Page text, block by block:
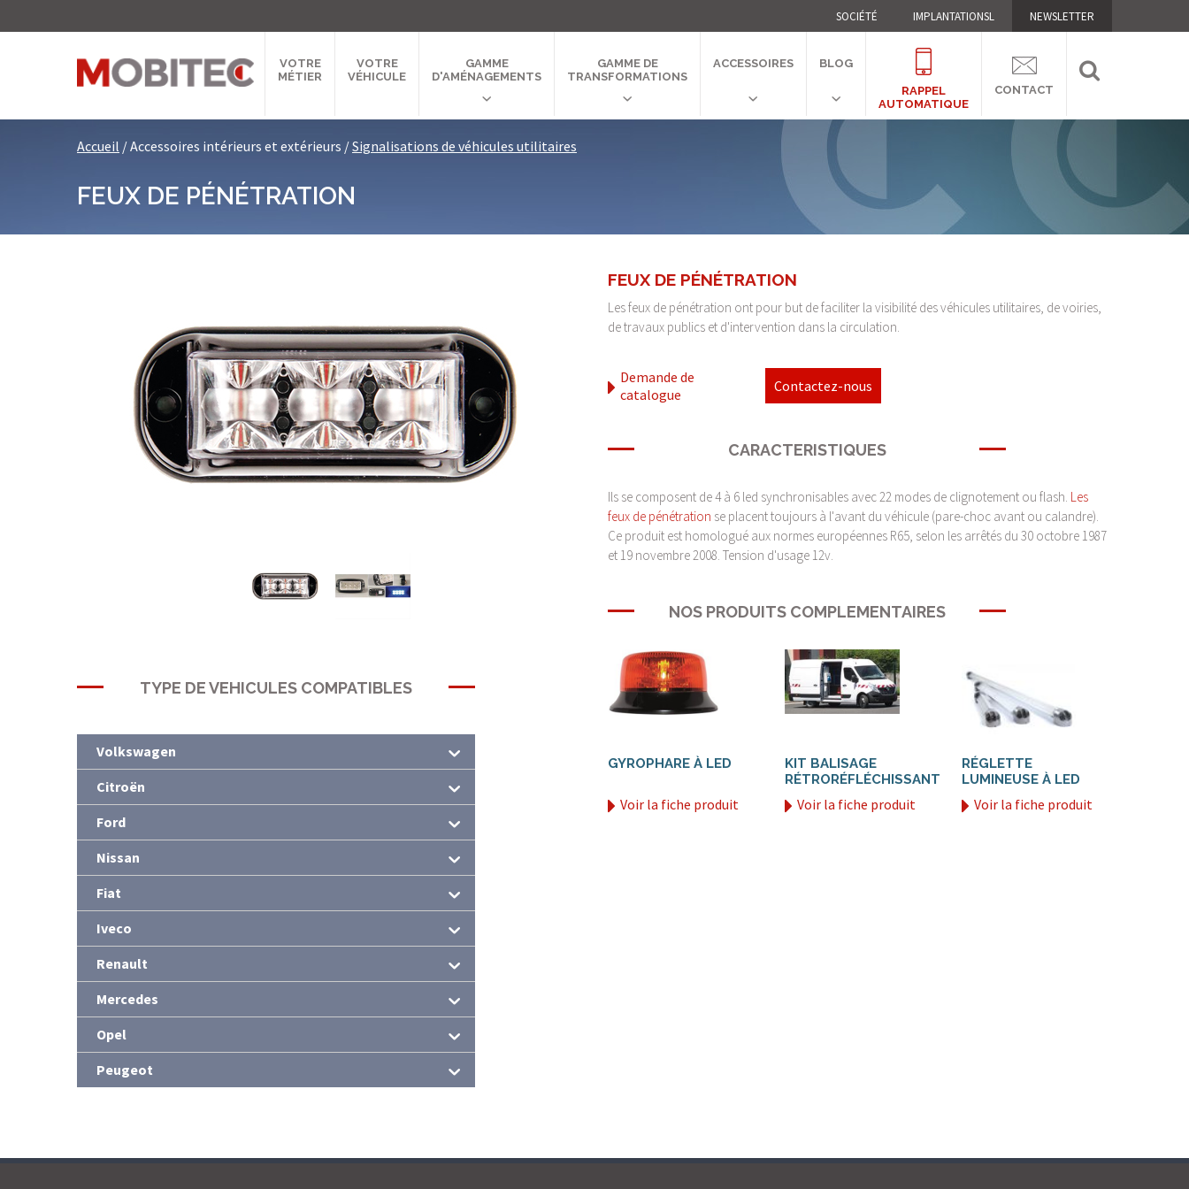
SOCIÉTÉ IMPLANTATIONSL NEWSLETTER
VOTRE
MÉTIER
VOTRE
VÉHICULE
GAMME
D'AMÉNAGEMENTS
GAMME DE
TRANSFORMATIONS
ACCESSOIRES BLOG
RAPPEL
AUTOMATIQUE
CONTACT
Accueil /Accessoires intérieurs et extérieurs /Signalisations de véhicules utilitaires
FEUX DE PÉNÉTRATION
TYPE DE VEHICULES COMPATIBLES
Volkswagen
Citroën
Ford
Nissan
Fiat
Iveco
Renault
Mercedes
Opel
Peugeot
FEUX DE PÉNÉTRATION
Les feux de pénétration ont pour but de faciliter la visibilité des véhicules utilitaires, de voiries,
de travaux publics et d'intervention dans la circulation.
Demande de
catalogue
Contactez-nous
CARACTERISTIQUES
Ils se composent de 4 à 6 led synchronisables avec 22 modes de clignotement ou flash. Les
feux de pénétration se placent toujours à l'avant du véhicule (pare-choc avant ou calandre).
Ce produit est homologué aux normes européennes R65, selon les arrêtés du 30 octobre 1987
et 19 novembre 2008. Tension d'usage 12v.
NOS PRODUITS COMPLEMENTAIRES
GYROPHARE À LED
Voir la fiche produit
KIT BALISAGE
RÉTRORÉFLÉCHISSANT
Voir la fiche produit
RÉGLETTE
LUMINEUSE À LED
Voir la fiche produit